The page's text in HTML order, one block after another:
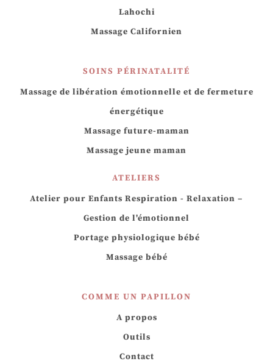
Lahochi
Massage Californien
SOINS PÉRINATALITÉ
Massage de libération émotionnelle et de fermeture
énergétique
Massage future-maman
Massage jeune maman
ATELIERS
Atelier pour Enfants Respiration - Relaxation –
Gestion de l'émotionnel
Portage physiologique bébé
Massage bébé
COMME UN PAPILLON
A propos
Outils
Contact